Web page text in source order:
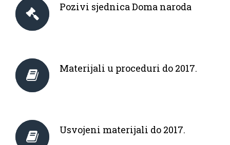
Pozivi sjednica Doma naroda
Materijali u proceduri do 2017.
Usvojeni materijali do 2017.